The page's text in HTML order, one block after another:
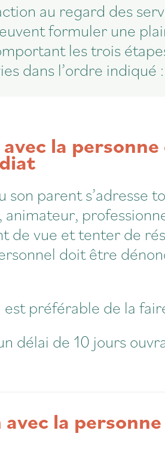
au regard des
formuler une
les trois
dans l’ordre indiqué :
la
son parent
de vue et tenter de
doit être
préférable de la
délai de 10 jours
la